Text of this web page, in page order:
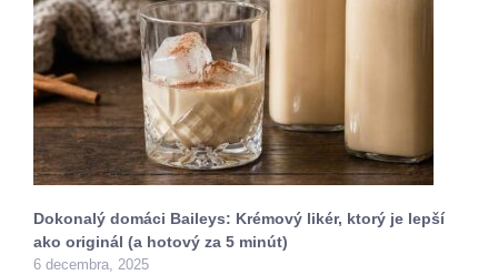
Dokonalý domáci Baileys: Krémový likér, ktorý je lepší
ako originál (a hotový za 5 minút)
6 decembra, 2025